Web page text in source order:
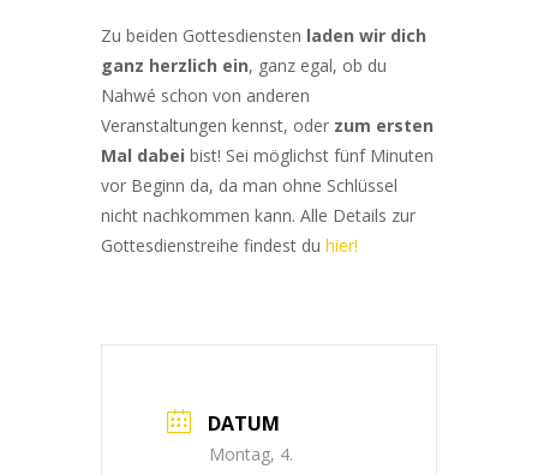
Zu beiden Gottesdiensten laden wir dich
ganz herzlich ein, ganz egal, ob du
Nahwé schon von anderen
Veranstaltungen kennst, oder zum ersten
Mal dabei bist! Sei möglichst fünf Minuten
vor Beginn da, da man ohne Schlüssel
nicht nachkommen kann. Alle Details zur
Gottesdienstreihe findest du hier!
DATUM
Montag, 4.